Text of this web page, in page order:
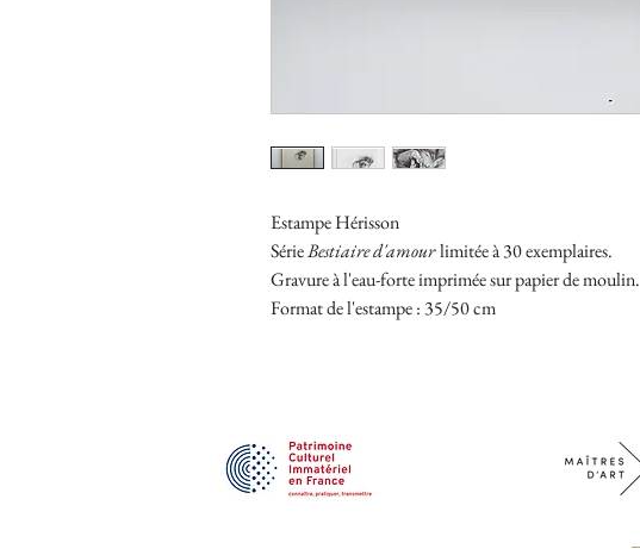
Estampe Hérisson
SérieBestiaire d'amourlimitée à 30 exemplaires.
Gravure à l'eau-forte imprimée sur papier de moulin.
Format de l'estampe : 35/50 cm